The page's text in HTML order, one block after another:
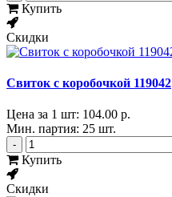
Купить
Скидки
Свиток с коробочкой 119042
Цена за 1 шт: 104.00 р.
Мин. партия: 25 шт.
-
Купить
Скидки